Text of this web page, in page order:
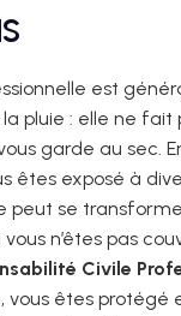
est
pluie : elle ne fait
garde au sec.
êtes exposé à
peut se
n’êtes pas
Civile
vous êtes protégé